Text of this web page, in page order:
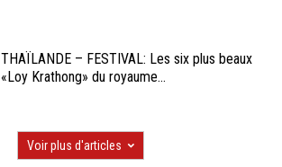
THAÏLANDE – FESTIVAL: Les six plus beaux
«Loy Krathong» du royaume...
Voir plus d'articles